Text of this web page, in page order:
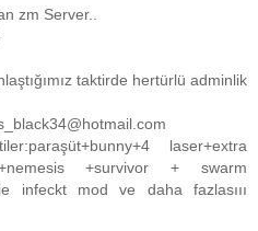
zm Server..
taktirde hertürlü adminlik
laser+extra
+survivor + swarm
infeckt mod ve daha fazlasııı